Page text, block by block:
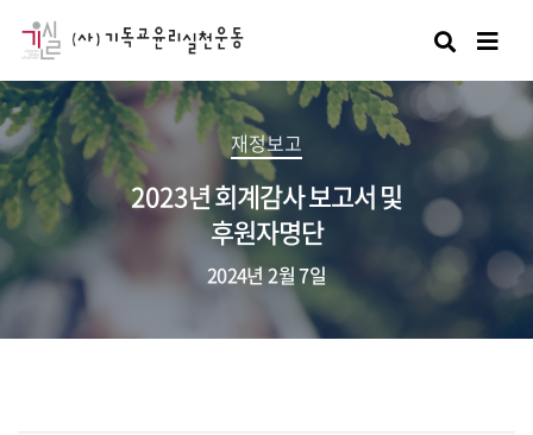
검색
재정보고
2023년 회계감사 보고서 및
후원자명단
2024년 2월 7일